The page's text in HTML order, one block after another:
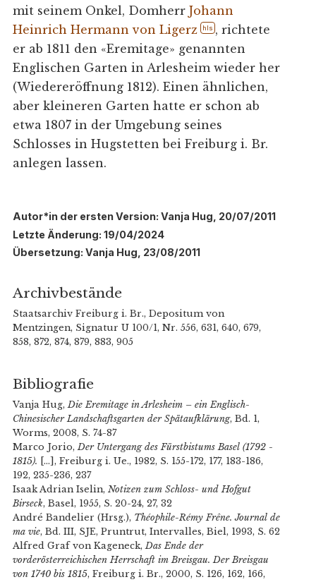
mit seinem Onkel, Domherr Johann
Heinrich Hermann von Ligerz
hls , richtete
er ab 1811 den «Eremitage» genannten
Englischen Garten in Arlesheim wieder her
(Wiedereröffnung 1812). Einen ähnlichen,
aber kleineren Garten hatte er schon ab
etwa 1807 in der Umgebung seines
Schlosses in Hugstetten bei Freiburg i. Br.
anlegen lassen.
Autor*in der ersten Version: Vanja Hug, 20/07/2011
Letzte Änderung: 19/04/2024
Übersetzung: Vanja Hug, 23/08/2011
Archivbestände
Staatsarchiv Freiburg i. Br., Depositum von
Mentzingen, Signatur U 100/1, Nr. 556, 631, 640, 679,
858, 872, 874, 879, 883, 905
Bibliografie
Vanja Hug,Die Eremitage in Arlesheim – ein Englisch-
Chinesischer Landschaftsgarten der Spätaufklärung, Bd. 1,
Worms, 2008, S. 74-87
Marco Jorio,Der Untergang des Fürstbistums Basel (1792 -
1815).
[...], Freiburg i. Ue., 1982, S. 155-172, 177, 183-186,
192, 235-236, 237
Isaak Adrian Iselin, Notizen zum Schloss- und Hofgut
Birseck, Basel, 1955, S. 20-24, 27, 32
André Bandelier (Hrsg.), Théophile-Rémy Frêne. Journal de
ma vie, Bd. III, SJE, Pruntrut, Intervalles, Biel, 1993, S. 62
Alfred Graf von Kageneck,Das Ende der
vorderösterreichischen Herrschaft im Breisgau. Der Breisgau
von 1740 bis 1815, Freiburg i. Br., 2000, S. 126, 162, 166,